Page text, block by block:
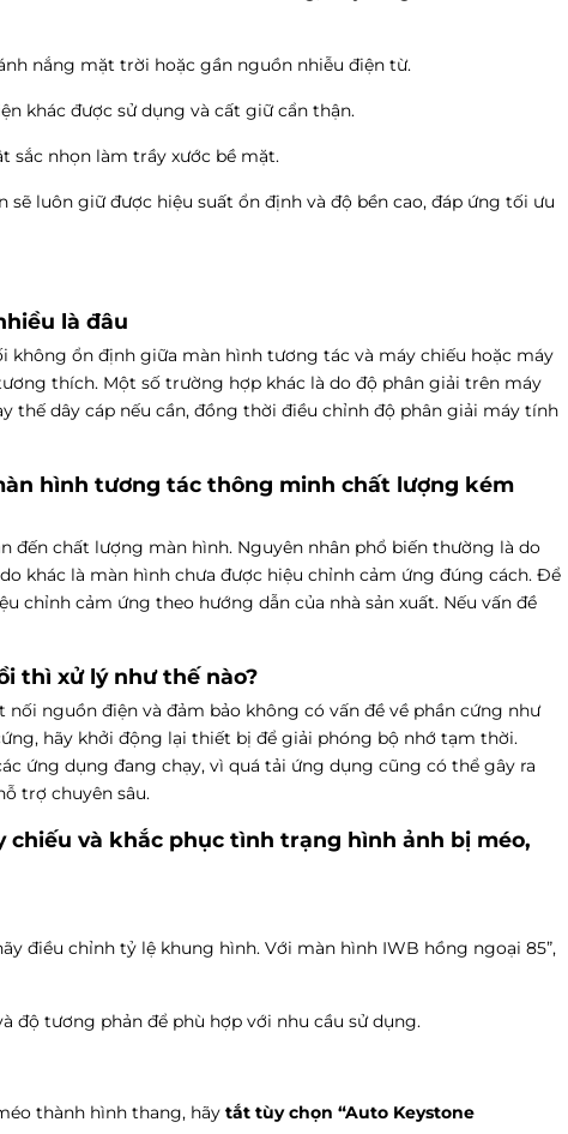
nắng mặt trời hoặc gần nguồn nhiễu điện từ.
khác được sử dụng và cất giữ cẩn thận.
sắc nhọn làm trầy xước bề mặt.
luôn giữ được hiệu suất ổn định và độ bền cao, đáp ứng tối ưu
là đâu
ổn định giữa màn hình tương tác và máy chiếu hoặc máy
thích. Một số trường hợp khác là do độ phân giải trên máy
thế dây cáp nếu cần, đồng thời điều chỉnh độ phân giải máy tính
hình tương tác thông minh chất lượng kém
đến chất lượng màn hình. Nguyên nhân phổ biến thường là do
khác là màn hình chưa được hiệu chỉnh cảm ứng đúng cách. Để
chỉnh cảm ứng theo hướng dẫn của nhà sản xuất. Nếu vấn đề
thì xử lý như thế nào?
nguồn điện và đảm bảo không có vấn đề về phần cứng như
hãy khởi động lại thiết bị để giải phóng bộ nhớ tạm thời.
ứng dụng đang chạy, vì quá tải ứng dụng cũng có thể gây ra
trợ chuyên sâu.
và khắc phục tình trạng hình ảnh bị méo,
điều chỉnh tỷ lệ khung hình. Với màn hình IWB hồng ngoại 85”,
độ tương phản để phù hợp với nhu cầu sử dụng.
thành hình thang, hãy tắt tùy chọn “Auto Keystone